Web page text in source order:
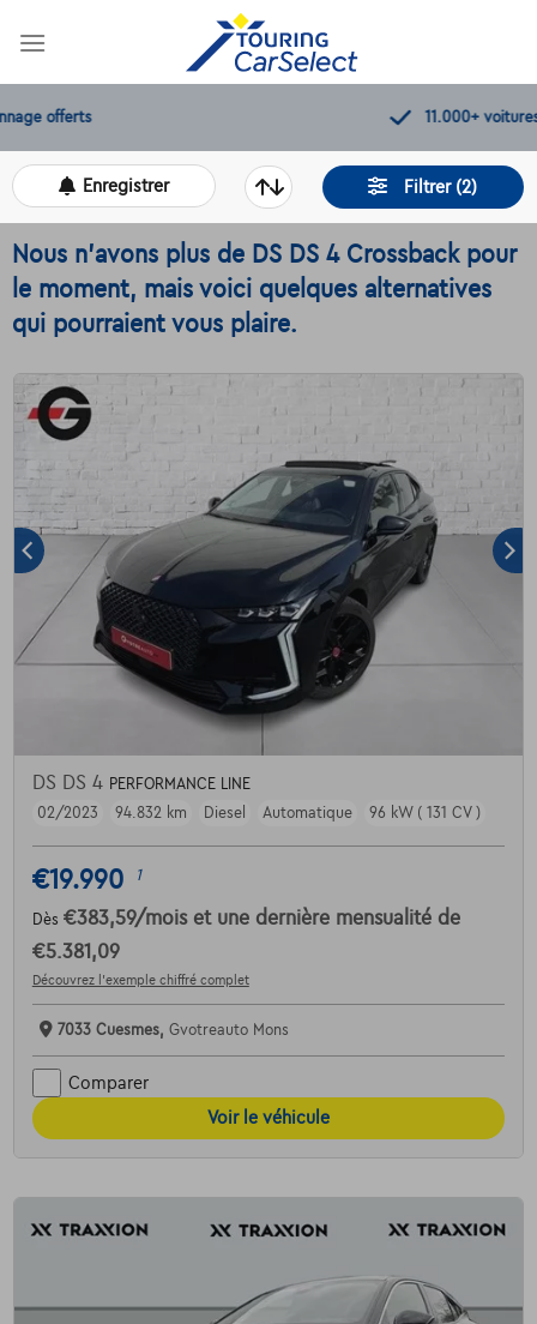
Filtrer (2)
Enregistrer
Nous n'avons plus de DS DS 4 Crossback pour
le moment, mais voici quelques alternatives
qui pourraient vous plaire.
DS DS 4 PERFORMANCE LINE
02/2023
94.832 km Diesel Automatique 96 kW ( 131 CV )
€19.990 1
Dès €383,59/mois et une dernière mensualité de
€5.381,09
Découvrez l’exemple chiffré complet
7033 Cuesmes, Gvotreauto Mons
Comparer
Voir le véhicule